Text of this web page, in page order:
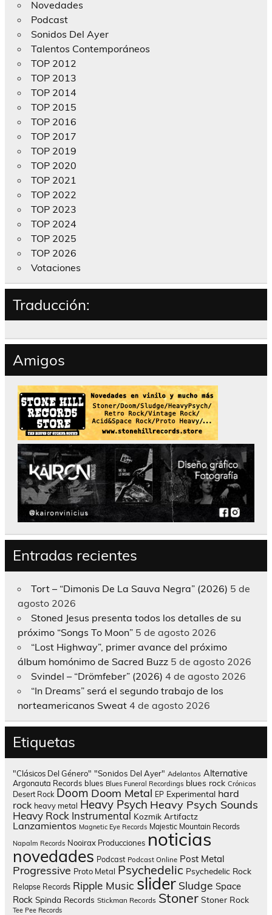
Novedades
Podcast
Sonidos Del Ayer
Talentos Contemporáneos
TOP 2012
TOP 2013
TOP 2014
TOP 2015
TOP 2016
TOP 2017
TOP 2019
TOP 2020
TOP 2021
TOP 2022
TOP 2023
TOP 2024
TOP 2025
TOP 2026
Votaciones
Traducción:
Amigos
Entradas recientes
Tort – “Dimonis De La Sauva Negra” (2026) 5 de
agosto 2026
Stoned Jesus presenta todos los detalles de su
próximo “Songs To Moon” 5 de agosto 2026
“Lost Highway”, primer avance del próximo
álbum homónimo de Sacred Buzz 5 de agosto 2026
Svindel – “Drömfeber” (2026) 4 de agosto 2026
“In Dreams” será el segundo trabajo de los
norteamericanos Sweat 4 de agosto 2026
Etiquetas
"Clásicos Del Género" "Sonidos Del Ayer" Adelantos Alternative
Argonauta Records blues Blues Funeral Recordings blues rock Crónicas
Desert Rock Doom Doom Metal EP Experimental hard
rock heavy metal Heavy Psych Heavy Psych Sounds
Heavy Rock Instrumental Kozmik Artifactz
Lanzamientos Magnetic Eye Records Majestic Mountain Records
Napalm Records Nooirax Producciones noticias
novedades Podcast Podcast Online Post Metal
Progressive Proto Metal Psychedelic Psychedelic Rock
Relapse Records Ripple Music slider Sludge Space
Rock Spinda Records Stickman Records Stoner Stoner Rock
Tee Pee Records